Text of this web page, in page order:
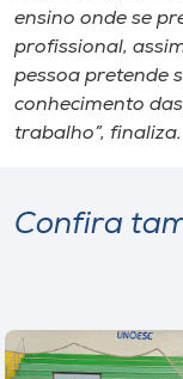
ensino onde se
profissional,
pessoa pretende
conhecimento
trabalho”, finaliza.
Confira